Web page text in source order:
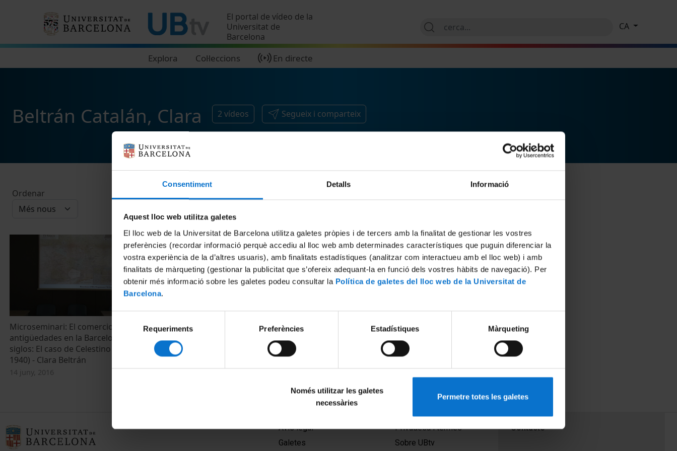
Consentiment Detalls Informació
Aquest lloc web utilitza galetes
El lloc web de la Universitat de Barcelona utilitza galetes pròpies i de tercers amb la finalitat de gestionar les vostres
preferències (recordar informació perquè accediu al lloc web amb determinades característiques que puguin diferenciar la
vostra experiència de la d’altres usuaris), amb finalitats estadístiques (analitzar com interactueu amb el lloc web) i amb
finalitats de màrqueting (gestionar la publicitat que s’ofereix adequant-la en funció dels vostres hàbits de navegació). Per
obtenir més informació sobre les galetes podeu consultar la Política de galetes del lloc web de la Universitat de
Barcelona.
Selecció
de
consentiment
Requeriments Preferències Estadístiques Màrqueting
Només utilitzar les galetes
necessàries
Permetre totes les galetes
El portal de vídeo de la
Universitat de
Barcelona
Explora Col·leccions En directe
CA
Beltrán Catalán, Clara 2 vídeos Segueix i comparteix
Ordenar
Microseminari: El comercio de
antigüedades en la Barcelona de entre
siglos: El caso de Celestino Dupont (1859-
1940) - Clara Beltrán
14 juny, 2016
Clara Beltrán: Presentació de la
plataforma digital sobre Agents d’Art
24 novembre, 2015
Avís legal
Galetes
Privadesa i termes
Sobre UBtv
Contacte